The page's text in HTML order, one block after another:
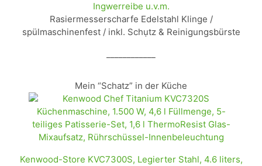
Ingwerreibe u.v.m.
Rasiermesserscharfe Edelstahl Klinge /
spülmaschinenfest / inkl. Schụtz & Reinigungsbürste
Mein “Schatz” in der Küche
Kenwood-Store KVC7300S, Legierter Stahl, 4.6 liters,